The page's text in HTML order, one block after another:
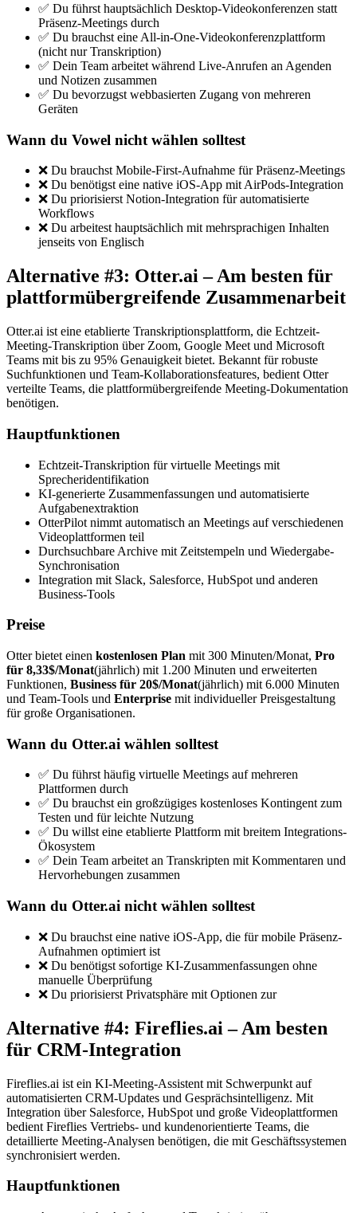
✅ Du führst hauptsächlich Desktop-Videokonferenzen statt
Präsenz-Meetings durch
✅ Du brauchst eine All-in-One-Videokonferenzplattform
(nicht nur Transkription)
✅ Dein Team arbeitet während Live-Anrufen an Agenden
und Notizen zusammen
✅ Du bevorzugst webbasierten Zugang von mehreren
Geräten
Wann du Vowel nicht wählen solltest
❌ Du brauchst Mobile-First-Aufnahme für Präsenz-Meetings
❌ Du benötigst eine native iOS-App mit AirPods-Integration
❌ Du priorisierst Notion-Integration für automatisierte
Workflows
❌ Du arbeitest hauptsächlich mit mehrsprachigen Inhalten
jenseits von Englisch
Alternative #3: Otter.ai – Am besten für
plattformübergreifende Zusammenarbeit
Otter.ai ist eine etablierte Transkriptionsplattform, die Echtzeit-
Meeting-Transkription über Zoom, Google Meet und Microsoft
Teams mit bis zu 95% Genauigkeit bietet. Bekannt für robuste
Suchfunktionen und Team-Kollaborationsfeatures, bedient Otter
verteilte Teams, die plattformübergreifende Meeting-Dokumentation
benötigen.
Hauptfunktionen
Echtzeit-Transkription für virtuelle Meetings mit
Sprecheridentifikation
KI-generierte Zusammenfassungen und automatisierte
Aufgabenextraktion
OtterPilot nimmt automatisch an Meetings auf verschiedenen
Videoplattformen teil
Durchsuchbare Archive mit Zeitstempeln und Wiedergabe-
Synchronisation
Integration mit Slack, Salesforce, HubSpot und anderen
Business-Tools
Preise
Otter bietet einen kostenlosen Plan mit 300 Minuten/Monat, Pro
für 8,33$/Monat(jährlich) mit 1.200 Minuten und erweiterten
Funktionen, Business für 20$/Monat(jährlich) mit 6.000 Minuten
und Team-Tools und Enterprise mit individueller Preisgestaltung
für große Organisationen.
Wann du Otter.ai wählen solltest
✅ Du führst häufig virtuelle Meetings auf mehreren
Plattformen durch
✅ Du brauchst ein großzügiges kostenloses Kontingent zum
Testen und für leichte Nutzung
✅ Du willst eine etablierte Plattform mit breitem Integrations-
Ökosystem
✅ Dein Team arbeitet an Transkripten mit Kommentaren und
Hervorhebungen zusammen
Wann du Otter.ai nicht wählen solltest
❌ Du brauchst eine native iOS-App, die für mobile Präsenz-
Aufnahmen optimiert ist
❌ Du benötigst sofortige KI-Zusammenfassungen ohne
manuelle Überprüfung
❌ Du priorisierst Privatsphäre mit Optionen zur
Alternative #4: Fireflies.ai – Am besten
für CRM-Integration
Fireflies.ai ist ein KI-Meeting-Assistent mit Schwerpunkt auf
automatisierten CRM-Updates und Gesprächsintelligenz. Mit
Integration über Salesforce, HubSpot und große Videoplattformen
bedient Fireflies Vertriebs- und kundenorientierte Teams, die
detaillierte Meeting-Analysen benötigen, die mit Geschäftssystemen
synchronisiert werden.
Hauptfunktionen